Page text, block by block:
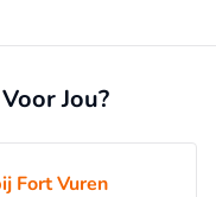
Jou?
Fort Vuren